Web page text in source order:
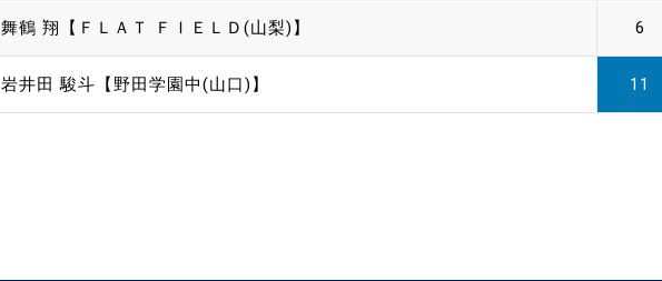
舞鶴 翔【ＦＬＡＴ ＦＩＥＬＤ(山梨)】 6
岩井田 駿斗【野田学園中(山口)】 11